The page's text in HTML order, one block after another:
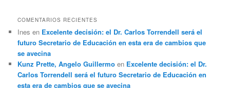
COMENTARIOS RECIENTES
Ines en Excelente decisión: el Dr. Carlos Torrendell será el
futuro Secretario de Educación en esta era de cambios que
se avecina
Kunz Prette, Angelo Guillermo en Excelente decisión: el Dr.
Carlos Torrendell será el futuro Secretario de Educación en
esta era de cambios que se avecina